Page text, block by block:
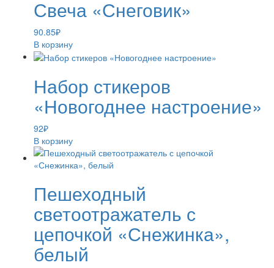
Свеча «Снеговик»
90.85₽
В корзину
Набор стикеров
«Новогоднее настроение»
92₽
В корзину
Пешеходный
светоотражатель с
цепочкой «Снежинка»,
белый